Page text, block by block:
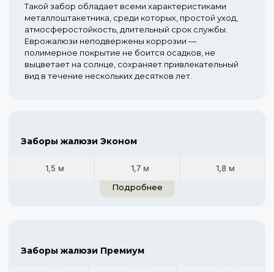
Такой забор обладает всеми характеристиками
металлоштакетника, среди которых, простой уход,
атмосферостойкость, длительный срок службы.
Еврожалюзи неподвержены коррозии —
полимерное покрытие не боится осадков, не
выцветает на солнце, сохраняет привлекательный
вид в течение нескольких десятков лет.
Заборы жалюзи Эконом
1,5 м 1,7 м
1,8 м
Подробнее
Заборы жалюзи Премиум